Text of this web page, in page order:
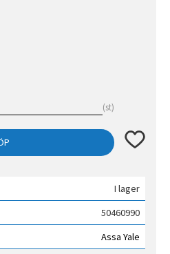
st
Lägg till
I lager
50460990
Assa Yale